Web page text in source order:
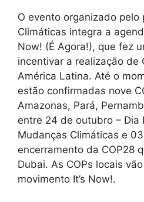
O evento organizado pelo
Climáticas integra a
Now! (É Agora!), que fez
incentivar a realização de
América Latina. Até o
estão confirmadas nove
Amazonas, Pará,
entre 24 de outubro – Dia
Mudanças Climáticas e
encerramento da COP28
Dubai. As COPs locais
movimento It’s Now!.